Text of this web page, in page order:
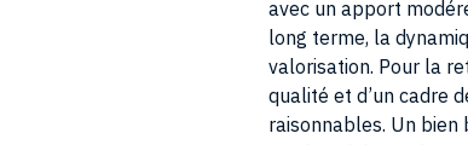
long terme, la
valorisation. Pour la
qualité et d’un cadre
raisonnables. Un bien
patrimonial premium